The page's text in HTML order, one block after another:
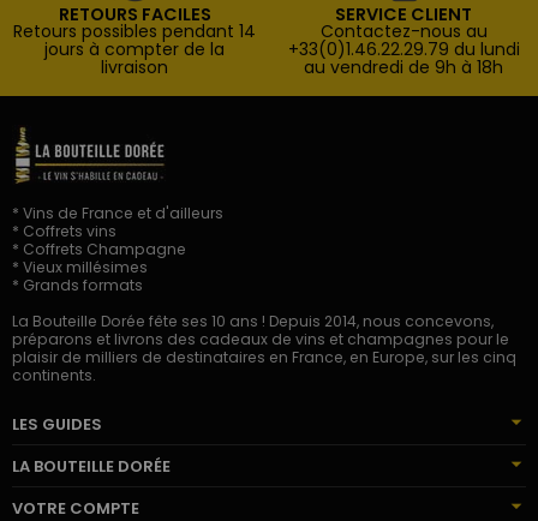
RETOURS FACILES
Retours possibles pendant 14
jours à compter de la
livraison
SERVICE CLIENT
Contactez-nous au
+33(0)1.46.22.29.79 du lundi
au vendredi de 9h à 18h
* Vins de France et d'ailleurs
* Coffrets vins
* Coffrets Champagne
* Vieux millésimes
* Grands formats
La Bouteille Dorée fête ses 10 ans ! Depuis 2014, nous concevons,
préparons et livrons des cadeaux de vins et champagnes pour le
plaisir de milliers de destinataires en France, en Europe, sur les cinq
continents.
LES GUIDES
LA BOUTEILLE DORÉE
VOTRE COMPTE